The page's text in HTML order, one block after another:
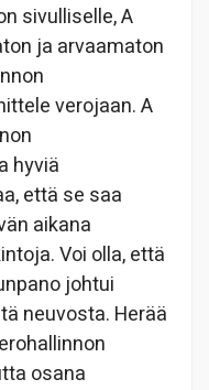
sivulliselle, A
ja arvaamaton
verojaan. A
hyviä
että se saa
aikana
Voi olla, että
johtui
neuvosta. Herää
osana